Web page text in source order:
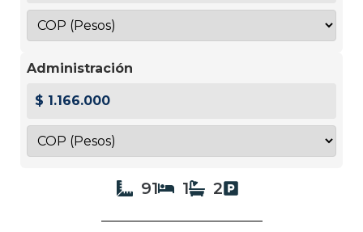
Administración
$ 1.166.000
91 1 2